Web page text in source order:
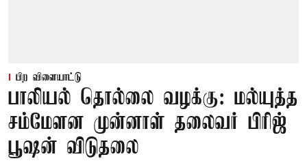
பிற விளையாட்டு
பாலியல் தொல்லை வழக்கு: மல்யுத்த
சம்மேளன முன்னாள் தலைவர் பிரிஜ்
பூஷன் விடுதலை